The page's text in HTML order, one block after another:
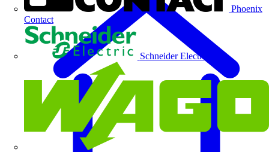
Phoenix
Contact
Schneider Electric